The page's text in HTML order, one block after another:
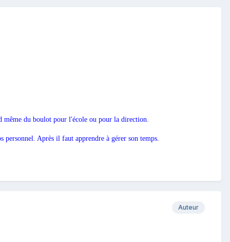
même du boulot pour l'école ou pour la direction.
Après il faut apprendre à gérer son temps.
Auteur